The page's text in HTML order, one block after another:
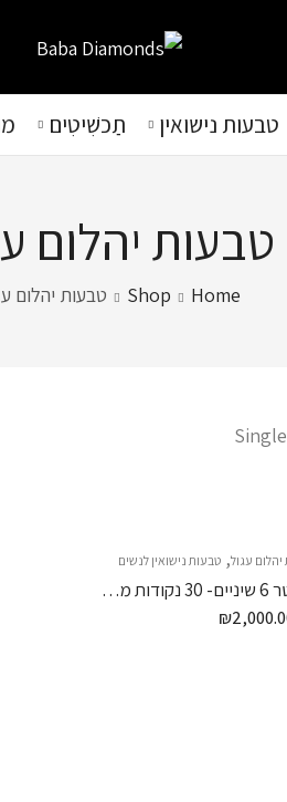
טבעות נישואין תַכשִׁיטִים
טבעות יהלום
Home
Shop טבעות יהלום
עגול,טבעות נישואין לנשים
טבעת אירוסין סוליטר 6 שיניים- 30 נקודות מרכזית
₪